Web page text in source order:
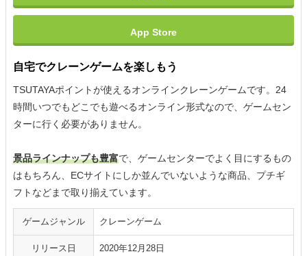
App Store
自宅でクレーンゲームを楽しもう
TSUTAYAポイントが使えるオンラインクレーンゲームです。24
時間いつでもどこでも遊べるオンライン形式なので、ゲームセン
ターに行く必要がありません。
景品ラインナップも豊富で、ゲームセンターでよく目にするもの
はもちろん、ECサイトにしか並んでいないような商品、プチギ
フトなどまで取り揃えています。
ゲームジャンル クレーンゲーム
リリース日 2020年12月28日